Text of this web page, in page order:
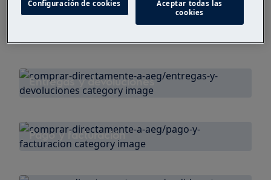
Entregas y devoluciones
Pago y facturación
Configuración de cookies
Aceptar todas las
cookies